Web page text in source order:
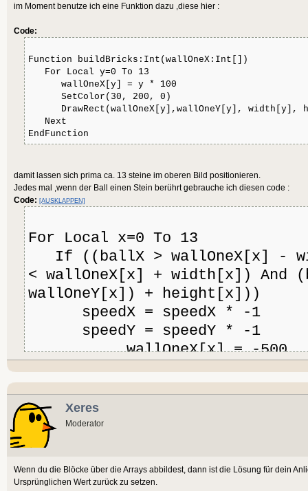
im Moment benutze ich eine Funktion dazu ,diese hier :
Code:
Function buildBricks:Int(wallOneX:Int[])
For Local y=0 To 13
wallOneX[y] = y * 100
SetColor(30, 200, 0)
DrawRect(wallOneX[y],wallOneY[y], width[y],
Next
EndFunction
damit lassen sich prima ca. 13 steine im oberen Bild positionieren.
Jedes mal ,wenn der Ball einen Stein berührt gebrauche ich diesen code :
Code: [AUSKLAPPEN]
For Local x=0 To 13
If ((ballX > wallOneX[x] -
< wallOneX[x] + width[x]) And
wallOneY[x]) + height[x]))
speedX = speedX * -1
speedY = speedY * -1
wallOneX[x] = -500
wallOneY[x] = -500
End If
Next
Xeres
Moderator
Wenn du die Blöcke über die Arrays abbildest, dann ist die Lösung für dein
Ursprünglichen Wert zurück zu setzen.